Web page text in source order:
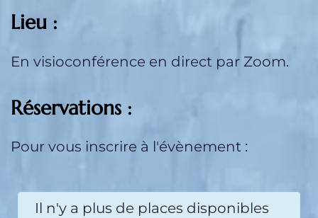
Lieu :
En visioconférence en direct par Zoom.
Réservations :
Pour vous inscrire à l'évènement :
Il n'y a plus de places disponibles